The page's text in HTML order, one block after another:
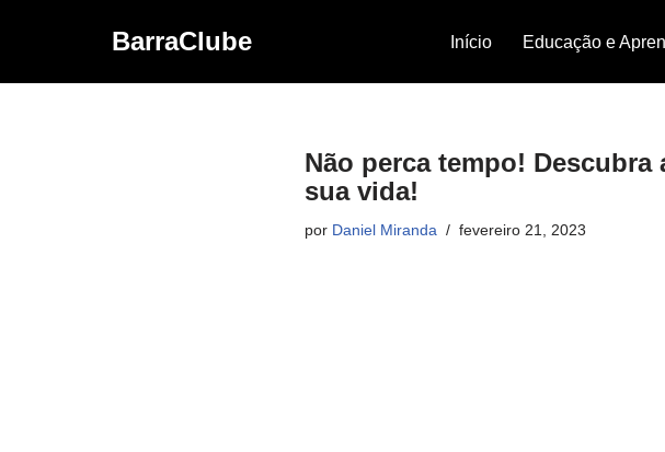
BarraClube Início Educação e
Não perca tempo!
sua vida!
por Daniel Miranda fevereiro 21, 2023